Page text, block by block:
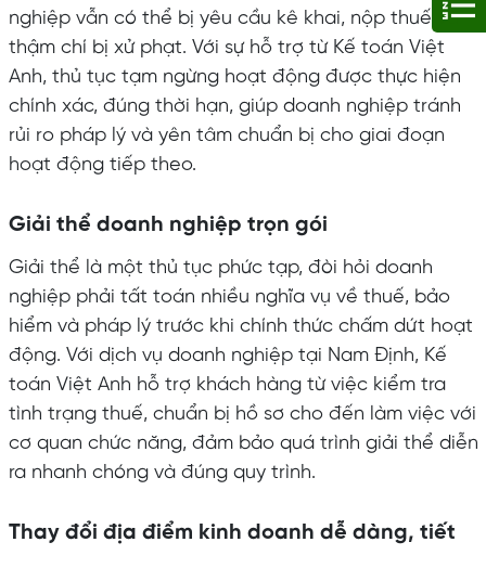
nghiệp vẫn có thể bị yêu cầu kê khai, nộp thuế và
thậm chí bị xử phạt. Với sự hỗ trợ từ Kế toán Việt
Anh, thủ tục tạm ngừng hoạt động được thực hiện
chính xác, đúng thời hạn, giúp doanh nghiệp tránh
rủi ro pháp lý và yên tâm chuẩn bị cho giai đoạn
hoạt động tiếp theo.
Giải thể doanh nghiệp trọn gói
Giải thể là một thủ tục phức tạp, đòi hỏi doanh
nghiệp phải tất toán nhiều nghĩa vụ về thuế, bảo
hiểm và pháp lý trước khi chính thức chấm dứt hoạt
động. Với dịch vụ doanh nghiệp tại Nam Định, Kế
toán Việt Anh hỗ trợ khách hàng từ việc kiểm tra
tình trạng thuế, chuẩn bị hồ sơ cho đến làm việc với
cơ quan chức năng, đảm bảo quá trình giải thể diễn
ra nhanh chóng và đúng quy trình.
Thay đổi địa điểm kinh doanh dễ dàng, tiết